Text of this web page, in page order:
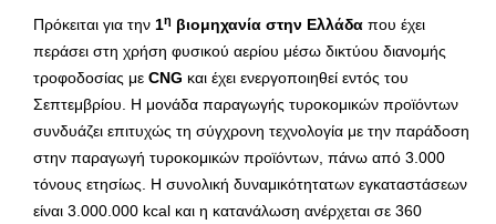
Πρόκειται για την 1η βιομηχανία στην Ελλάδα που έχει
περάσει στη χρήση φυσικού αερίου μέσω δικτύου διανομής
τροφοδοσίας με CNG και έχει ενεργοποιηθεί εντός του
Σεπτεμβρίου. Η μονάδα παραγωγής τυροκομικών προϊόντων
συνδυάζει επιτυχώς τη σύγχρονη τεχνολογία με την παράδοση
στην παραγωγή τυροκομικών προϊόντων, πάνω από 3.000
τόνους ετησίως. Η συνολική δυναμικότητατων εγκαταστάσεων
είναι 3.000.000 kcal και η κατανάλωση ανέρχεται σε 360